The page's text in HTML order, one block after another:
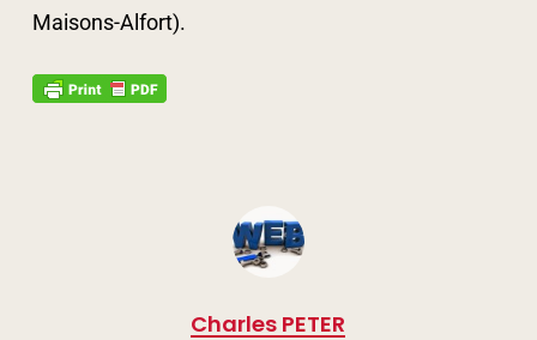
Maisons-Alfort).
Charles PETER